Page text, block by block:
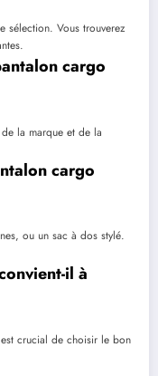
sélection. Vous trouverez
cargo
la marque et de la
cargo
ou un sac à dos stylé.
il à
crucial de choisir le bon